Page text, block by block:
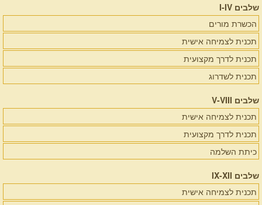
שלבים I-IV
הכשרת מורים
תכנית לצמיחה אישית
תכנית לדרך מקצועית
תכנית לשדרוג
שלבים V-VIII
תכנית לצמיחה אישית
תכנית לדרך מקצועית
כיתת השלמה
שלבים IX-XII
תכנית לצמיחה אישית